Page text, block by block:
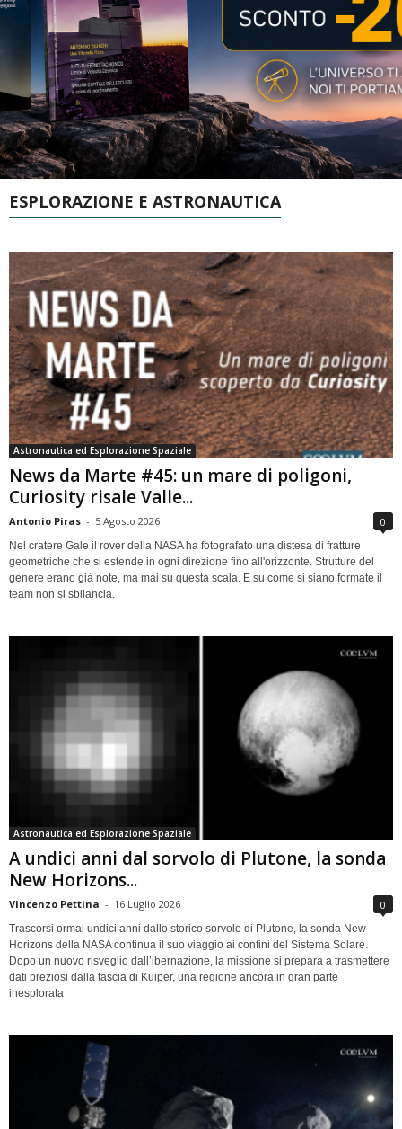
ESPLORAZIONE E ASTRONAUTICA
Astronautica ed Esplorazione Spaziale
News da Marte #45: un mare di poligoni,
Curiosity risale Valle...
Antonio Piras - 5 Agosto 2026 0
Nel cratere Gale il rover della NASA ha fotografato una distesa di fratture
geometriche che si estende in ogni direzione fino all'orizzonte. Strutture del
genere erano già note, ma mai su questa scala. E su come si siano formate il
team non si sbilancia.
Astronautica ed Esplorazione Spaziale
A undici anni dal sorvolo di Plutone, la sonda
New Horizons...
Vincenzo Pettina - 16 Luglio 2026 0
Trascorsi ormai undici anni dallo storico sorvolo di Plutone, la sonda New
Horizons della NASA continua il suo viaggio ai confini del Sistema Solare.
Dopo un nuovo risveglio dall’ibernazione, la missione si prepara a trasmettere
dati preziosi dalla fascia di Kuiper, una regione ancora in gran parte
inesplorata